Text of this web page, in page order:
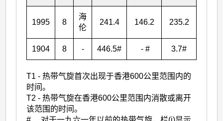
1995 8
海
伦
241.4 146.2 235.2
1904 8 - 446.5# - # 3.7#
T1 - 热带气旋首次出现于香港600公里范围内的
时间。
T2 - 热带气旋在香港600公里范围内消散或离开
该范围的时间。